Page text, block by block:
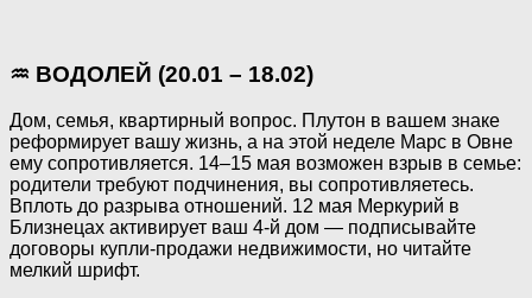
♒ ВОДОЛЕЙ (20.01 – 18.02)
Дом, семья, квартирный вопрос. Плутон в вашем знаке
реформирует вашу жизнь, а на этой неделе Марс в Овне
ему сопротивляется. 14–15 мая возможен взрыв в семье:
родители требуют подчинения, вы сопротивляетесь.
Вплоть до разрыва отношений. 12 мая Меркурий в
Близнецах активирует ваш 4-й дом — подписывайте
договоры купли-продажи недвижимости, но читайте
мелкий шрифт.